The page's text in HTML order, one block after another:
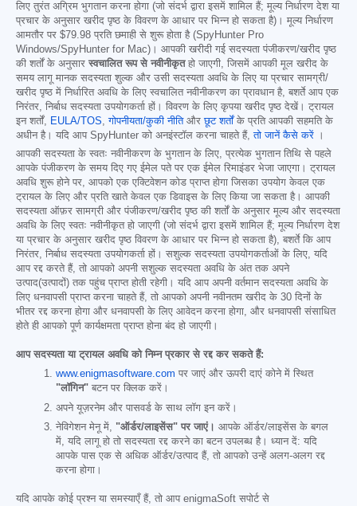
लिए तुरंत अग्रिम भुगतान करना होगा (जो संदर्भ द्वारा इसमें शामिल हैं; मूल्य निर्धारण देश या
प्रचार के अनुसार खरीद पृष्ठ के विवरण के आधार पर भिन्न हो सकता है)। मूल्य निर्धारण
आमतौर पर $79.98 प्रति छमाही से शुरू होता है (SpyHunter Pro
Windows/SpyHunter for Mac)। आपकी खरीदी गई सदस्यता पंजीकरण/खरीद पृष्ठ
की शर्तों के अनुसार स्वचालित रूप से नवीनीकृतहो जाएगी, जिसमें आपकी मूल खरीद के
समय लागू मानक सदस्यता शुल्क और उसी सदस्यता अवधि के लिए या प्रचार सामग्री/
खरीद पृष्ठ में निर्धारित अवधि के लिए स्वचालित नवीनीकरण का प्रावधान है, बशर्ते आप एक
निरंतर, निर्बाध सदस्यता उपयोगकर्ता हों। विवरण के लिए कृपया खरीद पृष्ठ देखें। ट्रायल
इन शर्तों, EULA/TOS,गोपनीयता/कुकी नीतिऔरछूट शर्तोंके प्रति आपकी सहमति के
अधीन है। यदि आप SpyHunter को अनइंस्टॉल करना चाहते हैं,तो जानें कैसे करें ।
आपकी सदस्यता के स्वतः नवीनीकरण के भुगतान के लिए, प्रत्येक भुगतान तिथि से पहले
आपके पंजीकरण के समय दिए गए ईमेल पते पर एक ईमेल रिमाइंडर भेजा जाएगा। ट्रायल
अवधि शुरू होने पर, आपको एक एक्टिवेशन कोड प्राप्त होगा जिसका उपयोग केवल एक
ट्रायल के लिए और प्रति खाते केवल एक डिवाइस के लिए किया जा सकता है। आपकी
सदस्यता ऑफ़र सामग्री और पंजीकरण/खरीद पृष्ठ की शर्तों के अनुसार मूल्य और सदस्यता
अवधि के लिए स्वतः नवीनीकृत हो जाएगी (जो संदर्भ द्वारा इसमें शामिल हैं; मूल्य निर्धारण देश
या प्रचार के अनुसार खरीद पृष्ठ विवरण के आधार पर भिन्न हो सकता है), बशर्ते कि आप
निरंतर, निर्बाध सदस्यता उपयोगकर्ता हों। सशुल्क सदस्यता उपयोगकर्ताओं के लिए, यदि
आप रद्द करते हैं, तो आपको अपनी सशुल्क सदस्यता अवधि के अंत तक अपने
उत्पाद(उत्पादों) तक पहुंच प्राप्त होती रहेगी। यदि आप अपनी वर्तमान सदस्यता अवधि के
लिए धनवापसी प्राप्त करना चाहते हैं, तो आपको अपनी नवीनतम खरीद के 30 दिनों के
भीतर रद्द करना होगा और धनवापसी के लिए आवेदन करना होगा, और धनवापसी संसाधित
होते ही आपको पूर्ण कार्यक्षमता प्राप्त होना बंद हो जाएगी।
आप सदस्यता या ट्रायल अवधि को निम्न प्रकार से रद्द कर सकते हैं:
www.enigmasoftware.com पर जाएं और ऊपरी दाएं कोने में स्थित
"लॉगिन" बटन पर क्लिक करें।
अपने यूज़रनेम और पासवर्ड के साथ लॉग इन करें।
नेविगेशन मेनू में, "ऑर्डर/लाइसेंस" पर जाएं। आपके ऑर्डर/लाइसेंस के बगल
में, यदि लागू हो तो सदस्यता रद्द करने का बटन उपलब्ध है। ध्यान दें: यदि
आपके पास एक से अधिक ऑर्डर/उत्पाद हैं, तो आपको उन्हें अलग-अलग रद्द
करना होगा।
यदि आपके कोई प्रश्न या समस्याएँ हैं, तो आप enigmaSoft सपोर्ट से